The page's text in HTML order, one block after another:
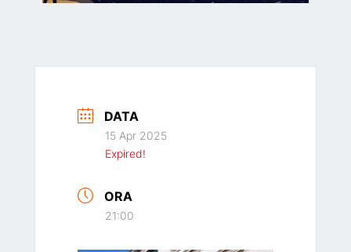
DATA
15 Apr 2025
Expired!
ORA
21:00